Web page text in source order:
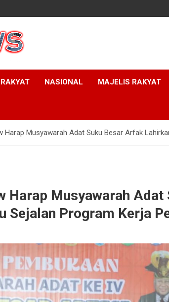
NASIONAL MAJELIS RAKYAT
Harap Musyawarah Adat Suku Besar Arfak
Harap Musyawarah Adat
Sejalan Program Kerja